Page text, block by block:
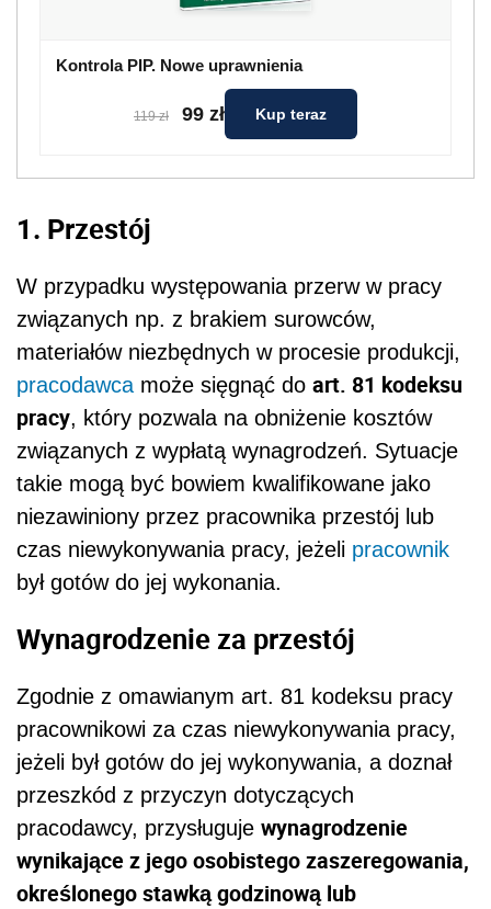
Kontrola PIP. Nowe uprawnienia
119 zł 99 zł Kup teraz
1. Przestój
W przypadku występowania przerw w pracy
związanych np. z brakiem surowców,
materiałów niezbędnych w procesie produkcji,
pracodawca może sięgnąć do art. 81 kodeksu
pracy, który pozwala na obniżenie kosztów
związanych z wypłatą wynagrodzeń. Sytuacje
takie mogą być bowiem kwalifikowane jako
niezawiniony przez pracownika przestój lub
czas niewykonywania pracy, jeżeli pracownik
był gotów do jej wykonania.
Wynagrodzenie za przestój
Zgodnie z omawianym art. 81 kodeksu pracy
pracownikowi za czas niewykonywania pracy,
jeżeli był gotów do jej wykonywania, a doznał
przeszkód z przyczyn dotyczących
pracodawcy, przysługuje wynagrodzenie
wynikające z jego osobistego zaszeregowania,
określonego stawką godzinową lub